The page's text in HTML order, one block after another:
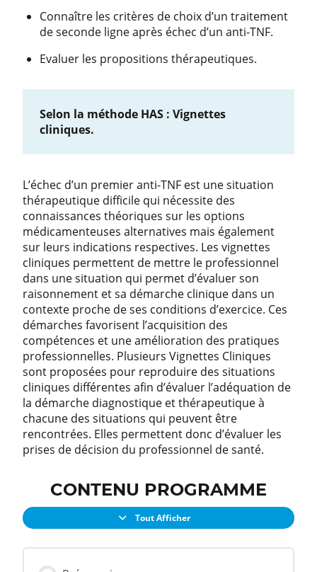
Connaître les critères de choix d’un traitement
de seconde ligne après échec d’un anti-TNF.
Evaluer les propositions thérapeutiques.
Selon la méthode HAS : Vignettes
cliniques.
L’échec d’un premier anti-TNF est une situation
thérapeutique difficile qui nécessite des
connaissances théoriques sur les options
médicamenteuses alternatives mais également
sur leurs indications respectives. Les vignettes
cliniques permettent de mettre le professionnel
dans une situation qui permet d’évaluer son
raisonnement et sa démarche clinique dans un
contexte proche de ses conditions d’exercice. Ces
démarches favorisent l’acquisition des
compétences et une amélioration des pratiques
professionnelles. Plusieurs Vignettes Cliniques
sont proposées pour reproduire des situations
cliniques différentes afin d’évaluer l’adéquation de
la démarche diagnostique et thérapeutique à
chacune des situations qui peuvent être
rencontrées. Elles permettent donc d’évaluer les
prises de décision du professionnel de santé.
CONTENU PROGRAMME
Tout Afficher